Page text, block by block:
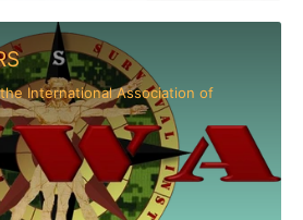
International Association of